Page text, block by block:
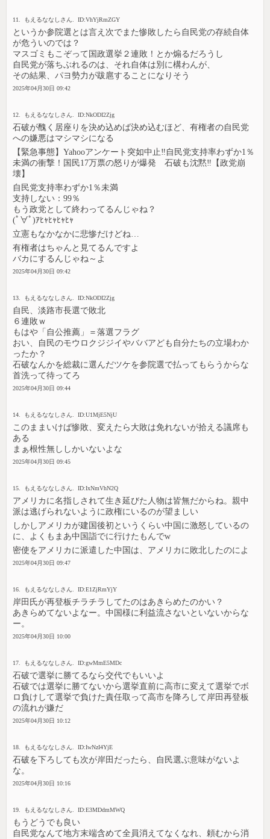
11. もえるななしさん. ID:VhYjRmZGY
というか参院選とは言え次でまた惨敗したら自民党の存続自体
が危ういのでは？
マスゴミもこぞって国政選挙２連敗！とか煽るだろうし
自民党が落ちぶれるのは、それ自体は別に構わんが、
その結果、パヨ勢力が跋扈することになりそう
2025年04月30日 09:42
12. もえるななしさん. ID:NkODI2Zjg
石破が醜く居座りを決め込めば決め込むほど、有権者の自民党
への嫌悪はマシマシになる
【緊急事態】Yahooアンケート突如中止‼自民党支持率わずか1％
未満の衝撃！国民17万票の怒りが爆発 石破も沈黙‼【政党崩
壊】
自民党支持率わずか1％未満
支持しない：99％
もう政党として終わってるんじゃね？
(ﾟ∀ﾟ)ｱﾋｬﾋｬﾋｬﾋｬ
立憲もなかなかに悲惨だけどね…
有権者はちゃんと見てるんですよ
バカにするんじゃね～よ
2025年04月30日 09:42
13. もえるななしさん. ID:NkODI2Zjg
自民、淡路市長選で敗北
６連敗ｗ
もはや「自公推薦」＝落選フラグ
おい、自民のモウロクジジイやババアども自分たちの立場わか
ったか？
石破なんかを総裁に選んだツケを参院選で払ってもらうからな
首洗って待ってろ
2025年04月30日 09:44
14. もえるななしさん. ID:U1MjE5NjU
このままいけば惨敗、変えたら大敗は免れないが拾える議席も
ある
まぁ根性無ししかいないよな
2025年04月30日 09:45
15. もえるななしさん. ID:IxNmVhN2Q
アメリカに名指しされて生き延びた人物は皆無だからね。親中
派は逃げられないように政権にいるのが望ましい
しかしアメリカが建国後初というくらい中国に激怒しているの
に、よくもまあ中国詣でに行けたもんでw
密使をアメリカに派遣した中国は、アメリカに敗北したのによ
2025年04月30日 09:47
16. もえるななしさん. ID:E1ZjRmYjY
岸田氏が再登板チラチラしてたのはあきらめたのかい？
あきらめてないよなー。中国様に利益流さないといないからな
ー。
2025年04月30日 10:00
17. もえるななしさん. ID:gwMmE5MDc
石破で選挙に勝てるなら交代でもいいよ
石破では選挙に勝てないから選挙直前に高市に変えて選挙でボ
ロ負けして選挙で負けた責任取って高市を降ろして岸田再登板
の流れが嫌だ
2025年04月30日 10:12
18. もえるななしさん. ID:IwNzI4YjE
石破を下ろしても次が岸田だったら、自民選ぶ意味がないよ
な。
2025年04月30日 10:16
19. もえるななしさん. ID:E3MDdmMWQ
もうどうでも良い
自民党なんて地方末端含めて全員消えてなくなれ、頼むから消